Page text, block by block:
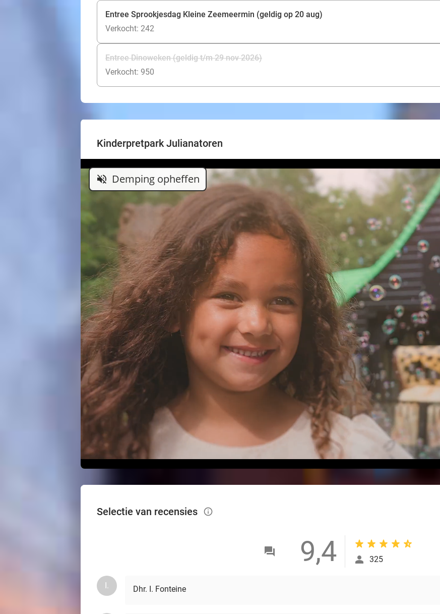
Entree Sprookjesdag Kleine Zeemeermin (geldig op 20 aug)
Verkocht: 242
Entree Dinoweken (geldig t/m 29 nov 2026)
Verkocht: 950
Kinderpretpark Julianatoren
volume_off Demping opheffen
Selectie van recensies info_outlined
9,4 325
I. Dhr. I. Fonteine